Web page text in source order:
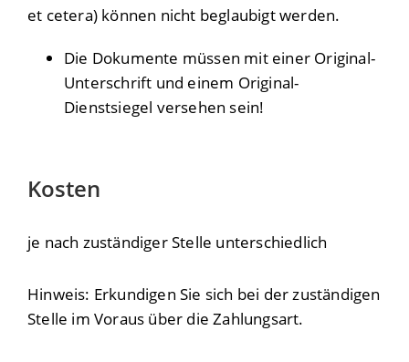
et cetera) können nicht beglaubigt werden.
Die Dokumente müssen mit einer Original-
Unterschrift und einem Original-
Dienstsiegel versehen sein!
Kosten
je nach zuständiger Stelle unterschiedlich
Hinweis: Erkundigen Sie sich bei der zuständigen
Stelle im Voraus über die Zahlungsart.